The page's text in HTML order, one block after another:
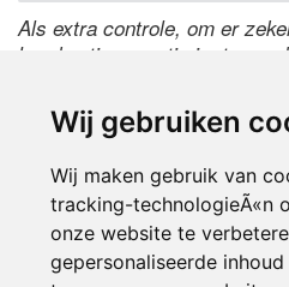
Wij gebruiken
Wij maken gebruik van
tracking-technologieÃ«n
onze website te
gepersonaliseerde
Als extra controle, om er
handmatige reactie is, typ
de code te wijzigen.